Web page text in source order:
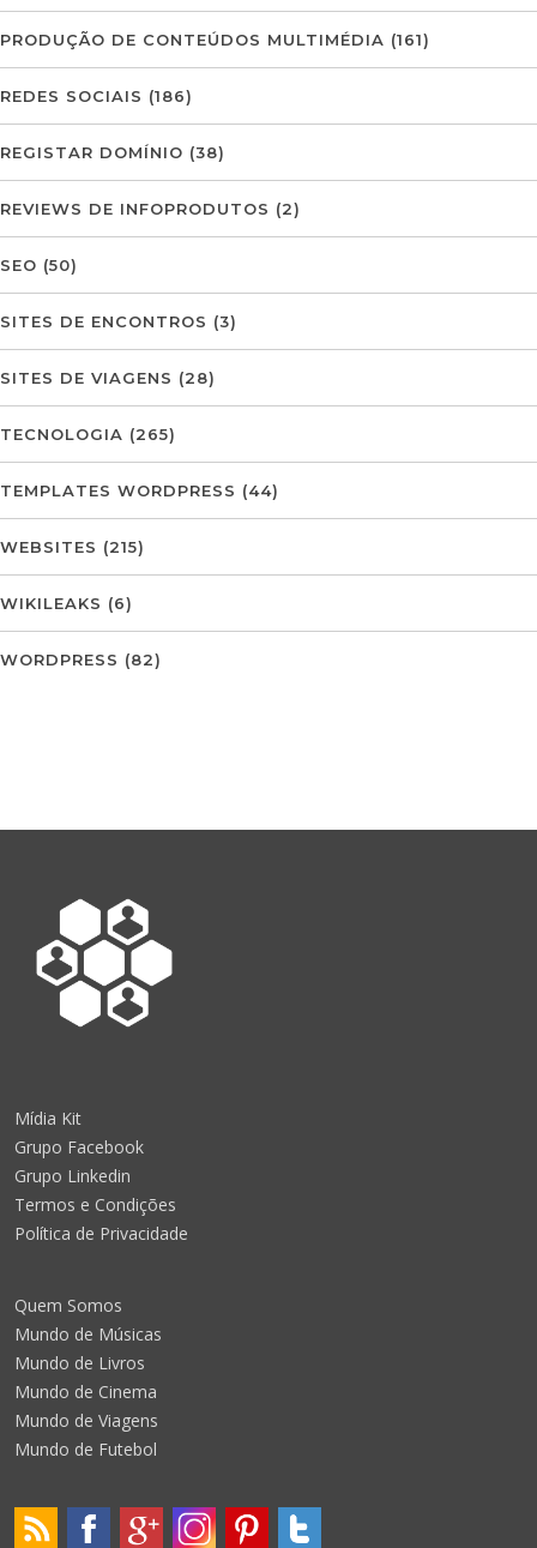
PRODUÇÃO DE CONTEÚDOS MULTIMÉDIA (161)
REDES SOCIAIS (186)
REGISTAR DOMÍNIO (38)
REVIEWS DE INFOPRODUTOS (2)
SEO (50)
SITES DE ENCONTROS (3)
SITES DE VIAGENS (28)
TECNOLOGIA (265)
TEMPLATES WORDPRESS (44)
WEBSITES (215)
WIKILEAKS (6)
WORDPRESS (82)
Mídia Kit
Grupo Facebook
Grupo Linkedin
Termos e Condições
Política de Privacidade
Quem Somos
Mundo de Músicas
Mundo de Livros
Mundo de Cinema
Mundo de Viagens
Mundo de Futebol